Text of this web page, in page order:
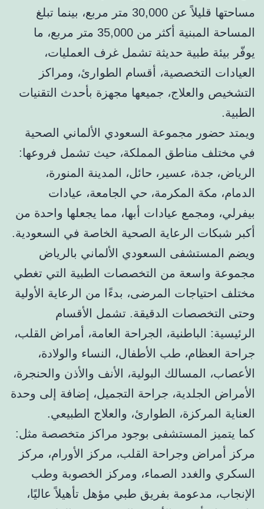
مساحتها قليلاً عن 30,000 متر مربع، بينما تبلغ
المساحة المبنية أكثر من 35,000 متر مربع، ما
يوفّر بيئة طبية حديثة تشمل غرف العمليات،
العيادات التخصصية، أقسام الطوارئ، ومراكز
التشخيص والعلاج، جميعها مجهزة بأحدث التقنيات
الطبية.
ويمتد حضور مجموعة السعودي الألماني الصحية
في مختلف مناطق المملكة، حيث تشمل فروعها:
الرياض، جدة، عسير، حائل، المدينة المنورة،
الدمام، مكة المكرمة، حي الجامعة، عيادات
بيفرلي، ومجمع عيادات أبها، مما يجعلها واحدة من
أكبر شبكات الرعاية الصحية الخاصة في السعودية.
ويضم المستشفى السعودي الألماني بالرياض
مجموعة واسعة من التخصصات الطبية التي تغطي
مختلف احتياجات المرضى، بدءًا من الرعاية الأولية
وحتى التخصصات الدقيقة. تشمل الأقسام
الرئيسية: الباطنية، الجراحة العامة، أمراض القلب،
جراحة العظام، طب الأطفال، النساء والولادة،
الأعصاب، المسالك البولية، الأنف والأذن والحنجرة،
الأمراض الجلدية، جراحة التجميل، إضافة إلى وحدة
العناية المركزة، الطوارئ، والعلاج الطبيعي.
كما يتميز المستشفى بوجود مراكز متخصصة مثل:
مركز أمراض وجراحة القلب، مركز الأورام، مركز
السكري والغدد الصماء، ومركز الخصوبة وطب
الإنجاب، مدعومة بفريق طبي مؤهل تأهيلاً عاليًا،